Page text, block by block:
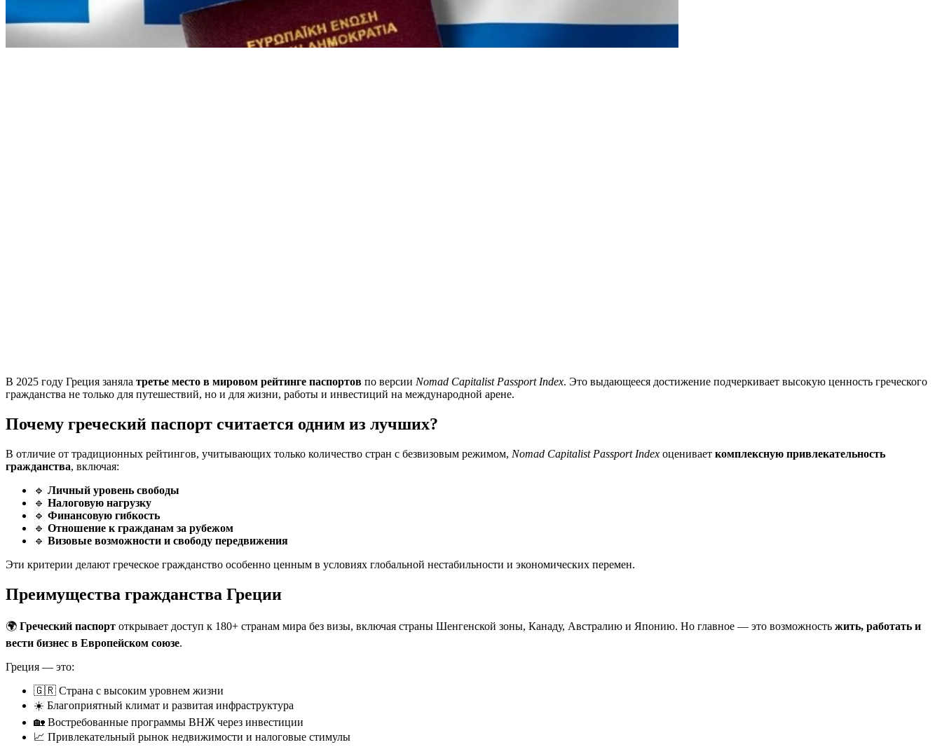
В 2025 году Греция заняла третье место в мировом рейтинге паспортов по версии Nomad Capitalist Passport Index. Это выдающееся достижение подчеркивает высокую ценность греческого
гражданства не только для путешествий, но и для жизни, работы и инвестиций на международной арене.
Почему греческий паспорт считается одним из лучших?
В отличие от традиционных рейтингов, учитывающих только количество стран с безвизовым режимом, Nomad Capitalist Passport Index оценивает комплексную привлекательность
гражданства, включая:
🔹 Личный уровень свободы
🔹 Налоговую нагрузку
🔹 Финансовую гибкость
🔹 Отношение к гражданам за рубежом
🔹 Визовые возможности и свободу передвижения
Эти критерии делают греческое гражданство особенно ценным в условиях глобальной нестабильности и экономических перемен.
Преимущества гражданства Греции
🌍 Греческий паспорт открывает доступ к 180+ странам мира без визы, включая страны Шенгенской зоны, Канаду, Австралию и Японию. Но главное — это возможность жить, работать и
вести бизнес в Европейском союзе.
Греция — это:
🇬🇷 Страна с высоким уровнем жизни
☀️ Благоприятный климат и развитая инфраструктура
🏡 Востребованные программы ВНЖ через инвестиции
📈 Привлекательный рынок недвижимости и налоговые стимулы